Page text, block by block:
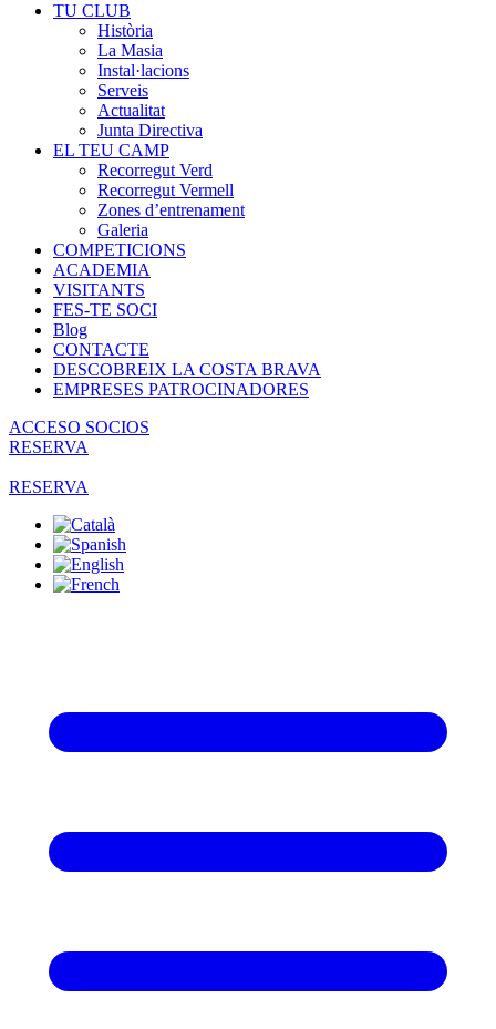
TU CLUB
Història
La Masia
Instal·lacions
Serveis
Actualitat
Junta Directiva
EL TEU CAMP
Recorregut Verd
Recorregut Vermell
Zones d’entrenament
Galeria
COMPETICIONS
ACADEMIA
VISITANTS
FES-TE SOCI
Blog
CONTACTE
DESCOBREIX LA COSTA BRAVA
EMPRESES PATROCINADORES
ACCESO SOCIOS
RESERVA
RESERVA